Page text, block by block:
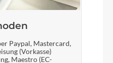
Paypal, Mastercard,
(Vorkasse)
Maestro (EC-